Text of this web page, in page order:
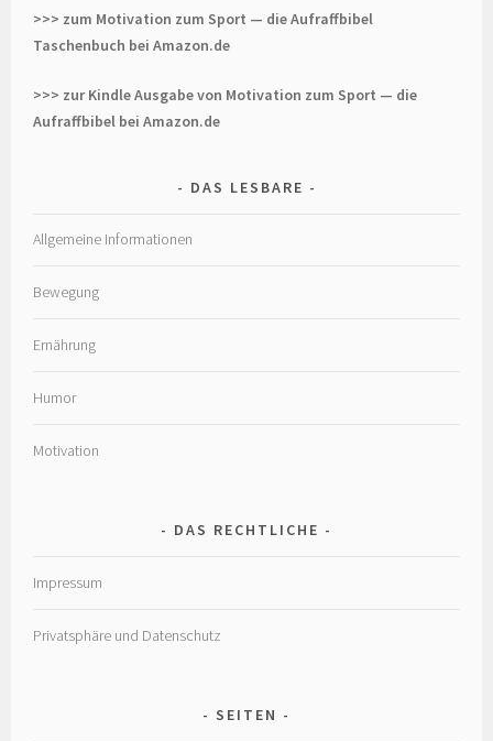
>>> zum Motivation zum Sport — die Aufraffbibel
Taschenbuch bei Amazon.de
>>> zur Kindle Ausgabe von Motivation zum Sport — die
Aufraffbibel bei Amazon.de
DAS LESBARE
Allgemeine Informationen
Bewegung
Ernährung
Humor
Motivation
DAS RECHTLICHE
Impressum
Privatsphäre und Datenschutz
SEITEN